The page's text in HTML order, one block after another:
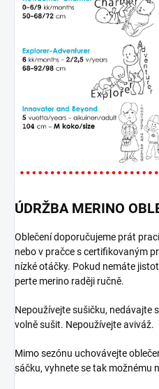
ÚDRŽBA MERINO
Oblečení doporučujeme prát
nebo v pračce s certifikovaným
nízké otáčky. Pokud nemáte
perte merino raději ručně.
Nepoužívejte sušičku, nedávajte
volně sušit. Nepoužívejte aviváž.
Mimo sezónu uchovávejte
sáčku, vyhnete se tak možnému